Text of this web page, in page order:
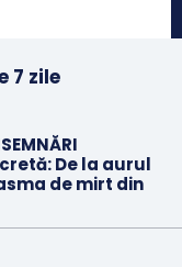
7 zile
De la aurul
de mirt din